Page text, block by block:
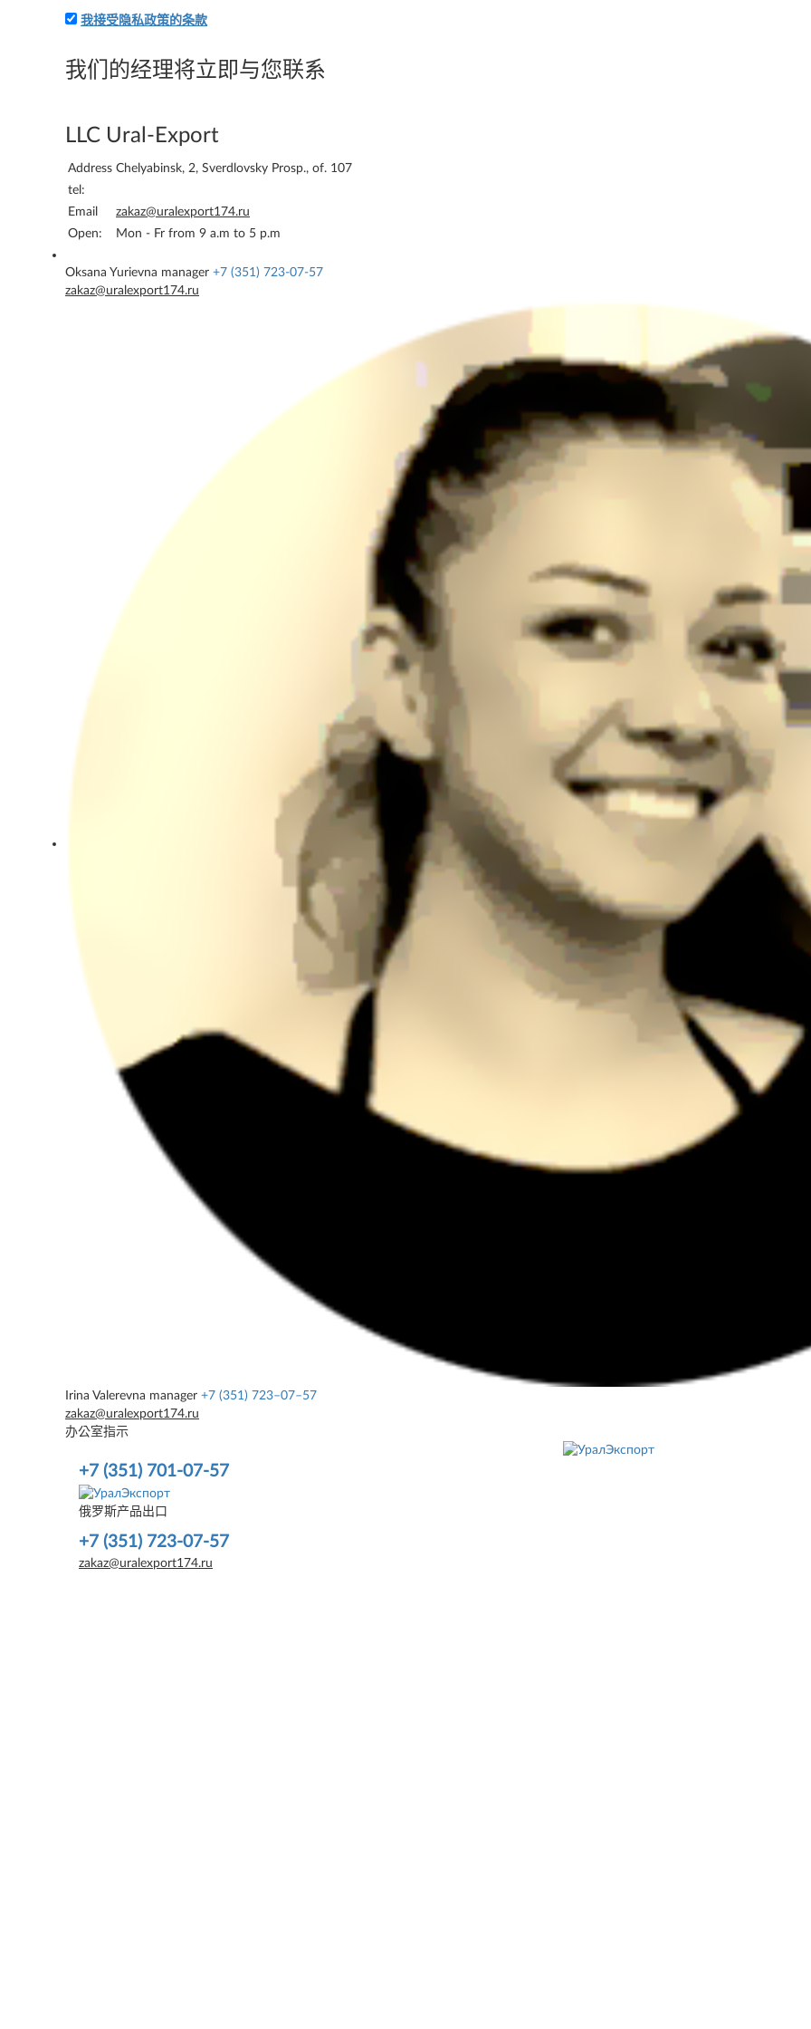
我接受隐私政策的条款
我们的经理将立即与您联系
LLC Ural-Export
Address Chelyabinsk, 2, Sverdlovsky Prosp., of. 107
tel:
Email
zakaz@uralexport174.ru
Open:
Mon - Fr from 9 a.m to 5 p.m
Oksana Yurievna manager +7 (351) 723-07-57
zakaz@uralexport174.ru
Irina Valerevna manager +7 (351) 723–07–57
zakaz@uralexport174.ru
办公室指示
+7 (351) 701-07-57
俄罗斯产品出口
+7 (351) 723-07-57
zakaz@uralexport174.ru